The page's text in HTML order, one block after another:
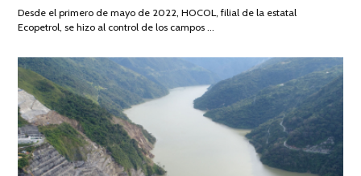
2026
Desde el primero de mayo de 2022, HOCOL, filial de la estatal
Ecopetrol, se hizo al control de los campos …